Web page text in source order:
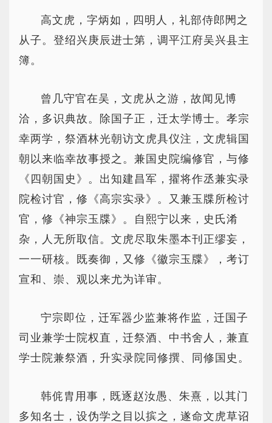
高文虎，字炳如，四明人，礼部侍郎閌之
从子。登绍兴庚辰进士第，调平江府吴兴县主
簿。
曾几守官在吴，文虎从之游，故闻见博
洽，多识典故。除国子正，迁太学博士。孝宗
幸两学，祭酒林光朝访文虎具仪注，文虎辑国
朝以来临幸故事授之。兼国史院编修官，与修
《四朝国史》。出知建昌军，擢将作丞兼实录
院检讨官，修《高宗实录》。又兼玉牒所检讨
官，修《神宗玉牒》。自熙宁以来，史氏淆
杂，人无所取信。文虎尽取朱墨本刊正缪妄，
一一研核。既奏御，又修《徽宗玉牒》，考订
宣和、崇、观以来尤为详审。
宁宗即位，迁军器少监兼将作监，迁国子
司业兼学士院权直，迁祭酒、中书舍人，兼直
学士院兼祭酒，升实录院同修撰、同修国史。
韩侂胄用事，既逐赵汝愚、朱熹，以其门
多知名士，设伪学之目以摈之，遂命文虎草诏